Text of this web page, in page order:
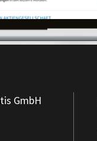
GmbH